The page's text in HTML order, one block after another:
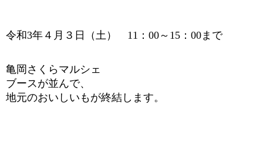
令和3年４月３日（土） 11 ： 00～ 15 ： 00 まで
亀岡さくらマルシェ
ブースが並んで、
地元のおいしいもが終結します。